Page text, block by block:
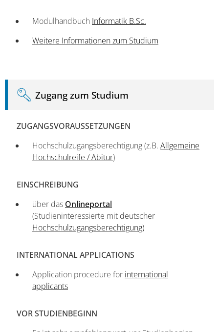
Modulhandbuch Informatik B.Sc.
Weitere Informationen zum Studium
Zugang zum Studium
ZUGANGSVORAUSSETZUNGEN
Hochschulzugangsberechtigung (z.B. Allgemeine
Hochschulreife / Abitur)
EINSCHREIBUNG
über das Onlineportal
(Studieninteressierte mit deutscher
Hochschulzugangsberechtigung)
INTERNATIONAL APPLICATIONS
Application procedure for international
applicants
VOR STUDIENBEGINN